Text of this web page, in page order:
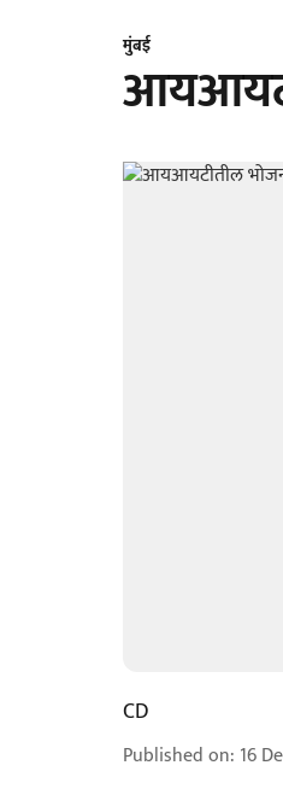
मुंबई
CD
Published on: 16